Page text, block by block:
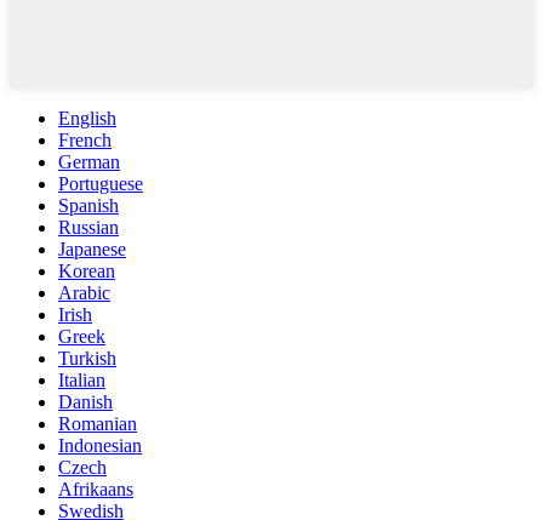
English
French
German
Portuguese
Spanish
Russian
Japanese
Korean
Arabic
Irish
Greek
Turkish
Italian
Danish
Romanian
Indonesian
Czech
Afrikaans
Swedish